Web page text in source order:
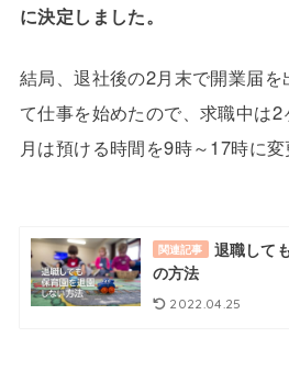
に決定しました。
結局、退社後の2月末で開業届
て仕事を始めたので、求職中は
月は預ける時間を9時～17時に変
関連記事
退職して
の方法
2022.04.25